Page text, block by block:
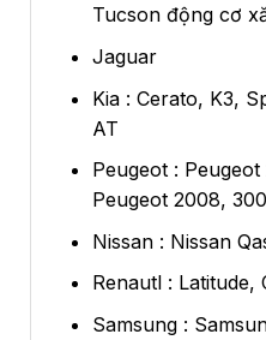
Tucson động cơ
Jaguar
Kia : Cerato, K3,
AT
Peugeot :
Peugeot 2008,
Nissan : Nissan
Renautl : Latitude,
Samsung :